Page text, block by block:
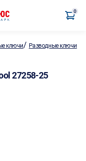
0
ключи/ Разводные ключи
27258-25